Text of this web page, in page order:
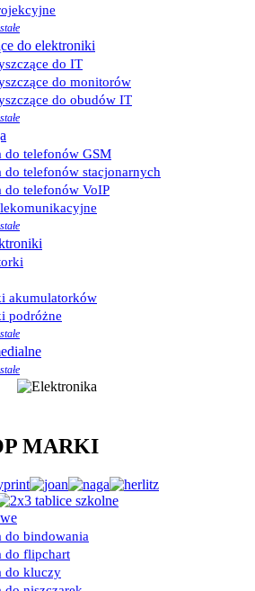
do elektroniki
do IT
do monitorów
do obudów IT
do telefonów GSM
do telefonów stacjonarnych
do telefonów VoIP
akumulatorków
podróżne
MARKI
do bindowania
do flipchart
do kluczy